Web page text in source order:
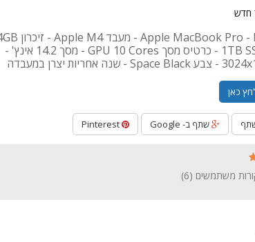
חדש
דיסק קשיח 1TB SSD - כרטיס מסך GPU 10 Cores - מסך 14.2 אינץ' -
כאן
שתף ב- Google Pinterest
משתמשים (6
)